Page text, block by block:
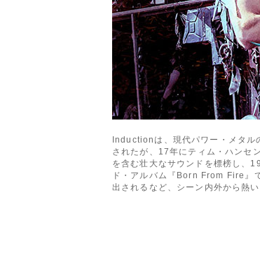
Inductionは、現代パワー・メタル
されたが、17年にティム・ハンセ
を含む壮大なサウンドを標榜し、
ド・アルバム『Born From Fire』
出されるなど、シーン内外から熱